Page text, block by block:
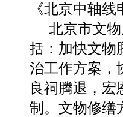
《北京中轴
北京市文
括：加快文物
治工作方案，
良祠腾退，宏
制。文物修缮